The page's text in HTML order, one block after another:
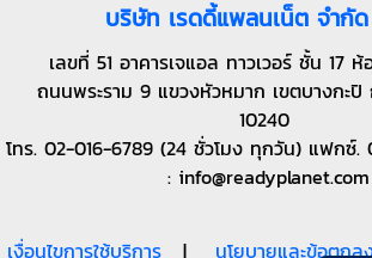
บริษัท เรดดี้แพลนเน็ต จำกั
เลขที่ 51 อาคารเจแอล ทาวเวอร์ ชั้น 17 ห้
ถนนพระราม 9 แขวงหัวหมาก เขตบางกะ
10240
โทร. 02-016-6789 (24 ชั่วโมง ทุกวัน) แฟกซ์.
: info@readyplanet.com
เงื่อนไขการใช้บริการ| นโยบายและข้อตกล